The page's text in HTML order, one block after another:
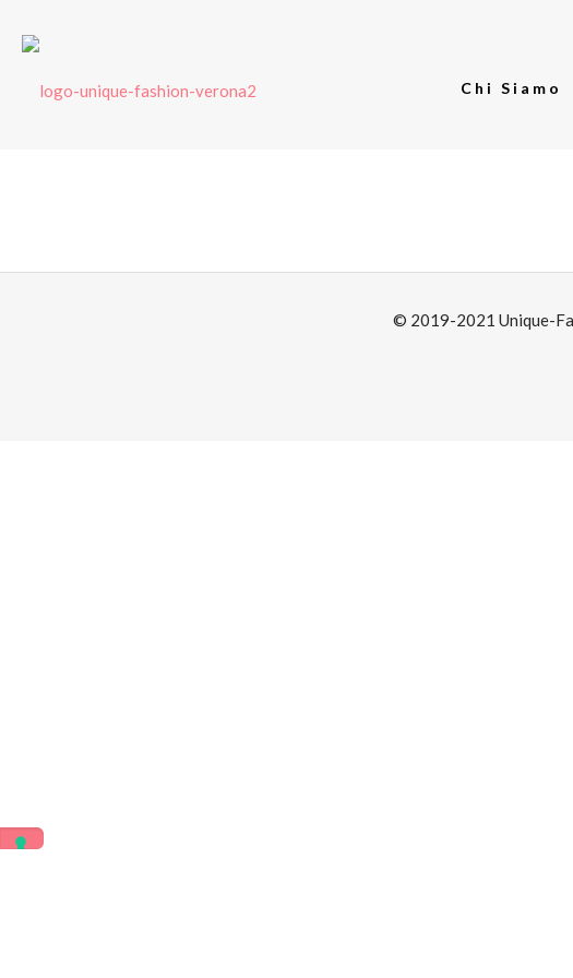
Chi Siamo
© 2019-2021 Unique-